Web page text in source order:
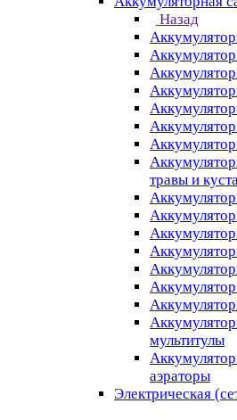
Назад
травы и
мультитулы
аэраторы
Электрическая